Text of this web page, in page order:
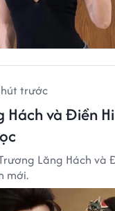
trước
Hách và Điền
Lăng Hách và
mới.